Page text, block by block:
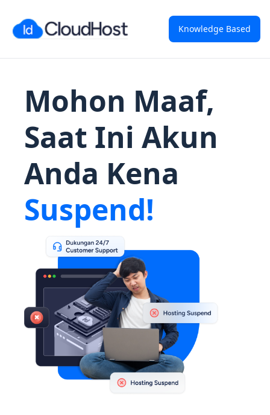
Knowledge Based
Mohon Maaf,
Saat Ini Akun
Anda Kena
Suspend!